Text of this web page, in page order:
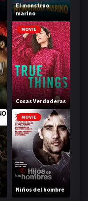
El monstruo
marino
MOVIE
Cosas Verdaderas
MOVIE
Niños del hombre